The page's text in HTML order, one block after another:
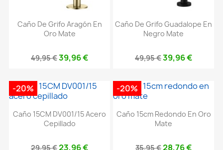
Caño De Grifo Aragón En
Oro Mate
49,95 €39,96 €
Caño De Grifo Guadalope En
Negro Mate
49,95 €39,96 €
Caño 15CM DV001/15 Acero
Cepillado
29,95 €23,96 €
-20%
Caño 15cm Redondo En Oro
Mate
35,95 €28,76 €
-20%